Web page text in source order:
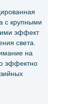
с крупными
эффект
света.
на
эффектно